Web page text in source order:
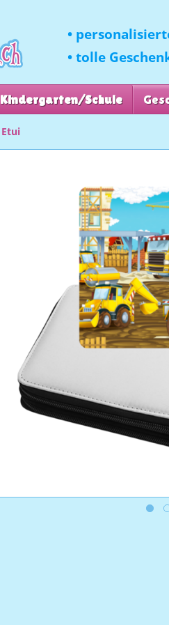
•
• tolle
Kindergarten/Schule
Etui